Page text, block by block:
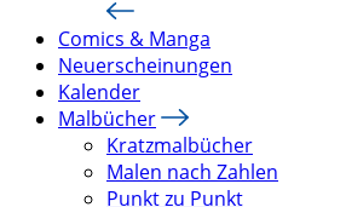
Comics & Manga
Neuerscheinungen
Kalender
Malbücher
Kratzmalbücher
Malen nach Zahlen
Punkt zu Punkt